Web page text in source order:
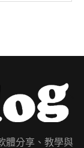
體分享、教學與